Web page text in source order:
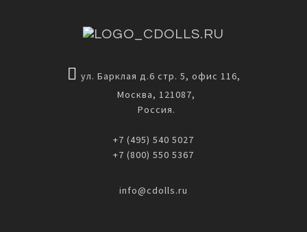
ул. Барклая д.6 стр. 5, офис 116,
Москва, 121087,
Россия.
+7 (495) 540 5027
+7 (800) 550 5367
info@cdolls.ru